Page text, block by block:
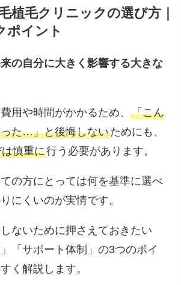
植毛クリニックの選び方｜
ポイント
の自分に大きく影響する大きな
用や時間がかかるため、「こん
た…」と後悔しないためにも、
慎重に行う必要があります。
の方にとっては何を基準に選べ
にくいのが実情です。
ないために押さえておきたい
」「サポート体制」の3つのポイ
く解説します。